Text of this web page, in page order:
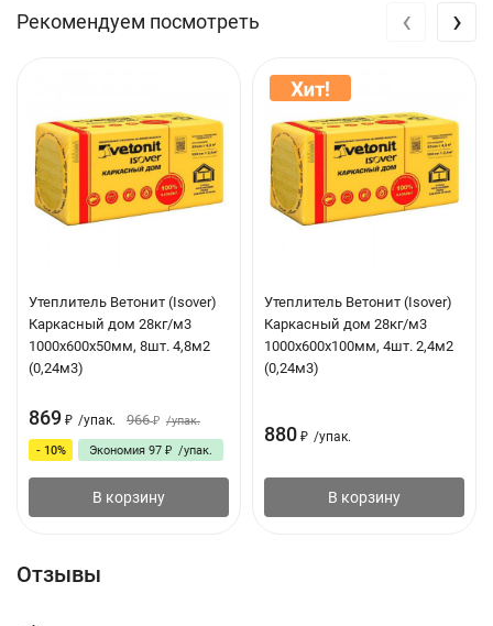
Рекомендуем посмотреть
Утеплитель Ветонит (Isover)
Каркасный дом 28кг/м3
1000х600х50мм, 8шт. 4,8м2
(0,24м3)
869 ₽ /упак. 966 ₽ /упак.
- 10% Экономия 97 ₽ /упак.
В корзину
Утеплитель Ветонит (Isover)
Каркасный дом 28кг/м3
1000х600х100мм, 4шт. 2,4м2
(0,24м3)
880 ₽ /упак.
В корзину
‹ ›
Отзывы